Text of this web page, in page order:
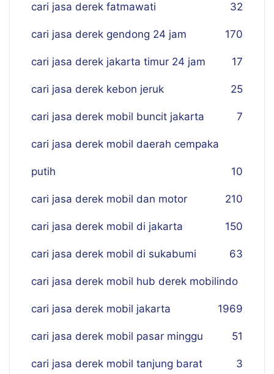
cari jasa derek fatmawati 32
cari jasa derek gendong 24 jam 170
cari jasa derek jakarta timur 24 jam 17
cari jasa derek kebon jeruk 25
cari jasa derek mobil buncit jakarta 7
cari jasa derek mobil daerah cempaka
putih 10
cari jasa derek mobil dan motor 210
cari jasa derek mobil di jakarta 150
cari jasa derek mobil di sukabumi 63
cari jasa derek mobil hub derek mobilindo
69
cari jasa derek mobil jakarta 19
cari jasa derek mobil pasar minggu 51
cari jasa derek mobil tanjung barat 3